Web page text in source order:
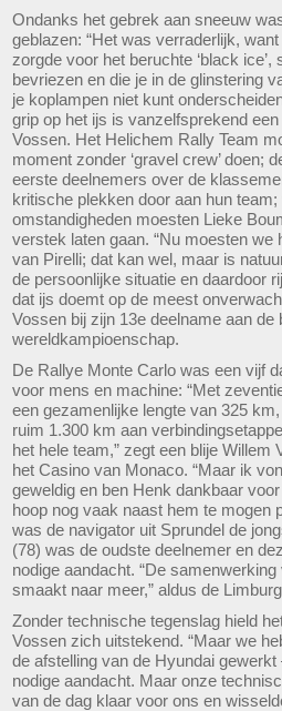
Ondanks het gebrek aan sneeuw
geblazen: “Het was verraderlijk,
zorgde voor het beruchte ‘black
bevriezen en die je in de glinstering
je koplampen niet kunt
grip op het ijs is vanzelfsprekend
Vossen. Het Helichem Rally Team
moment zonder ‘gravel crew’ doen;
eerste deelnemers over de
kritische plekken door aan hun
omstandigheden moesten Lieke
verstek laten gaan. “Nu moesten we
van Pirelli; dat kan wel, maar is
de persoonlijke situatie en daardoor
dat ijs doemt op de meest
Vossen bij zijn 13e deelname aan
wereldkampioenschap.
De Rallye Monte Carlo was een vijf
voor mens en machine: “Met
een gezamenlijke lengte van 325
ruim 1.300 km aan
het hele team,” zegt een blije
het Casino van Monaco. “Maar ik
geweldig en ben Henk dankbaar
hoop nog vaak naast hem te mogen
was de navigator uit Sprundel de
(78) was de oudste deelnemer en
nodige aandacht. “De
smaakt naar meer,” aldus de
Zonder technische tegenslag hield
Vossen zich uitstekend. “Maar we
de afstelling van de Hyundai
nodige aandacht. Maar onze
van de dag klaar voor ons en